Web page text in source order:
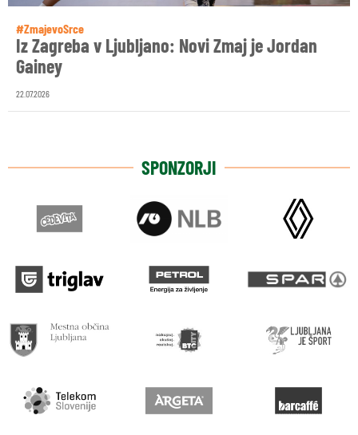
#ZmajevoSrce
Iz Zagreba v Ljubljano: Novi Zmaj je Jordan
Gainey
22.07.2026
SPONZORJI